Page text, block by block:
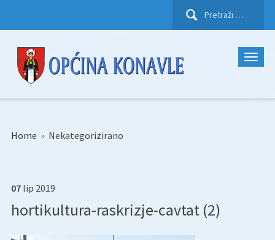
Pretraži:
Home » Nekategorizirano
07 lip 2019
hortikultura-raskrizje-cavtat (2)